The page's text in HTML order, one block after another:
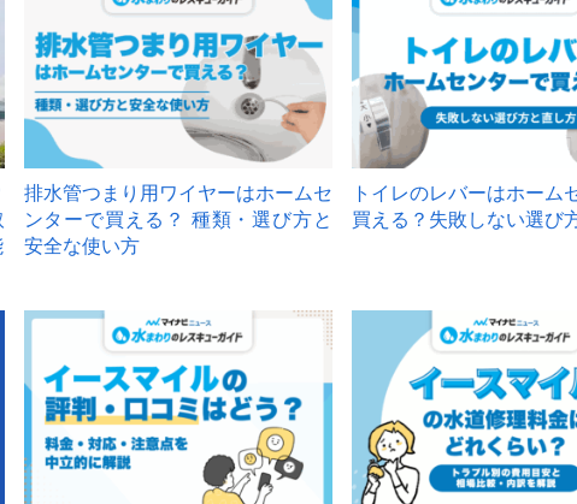
排水管つまり用ワイヤーはホームセ
ンターで買える？ 種類・選び方と
安全な使い方
トイレのレバーはホーム
買える？失敗しない選び